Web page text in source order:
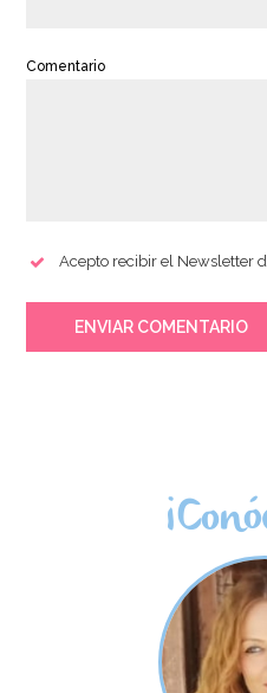
Comentario
Acepto recibir el Newsletter
ENVIAR COMENTARIO